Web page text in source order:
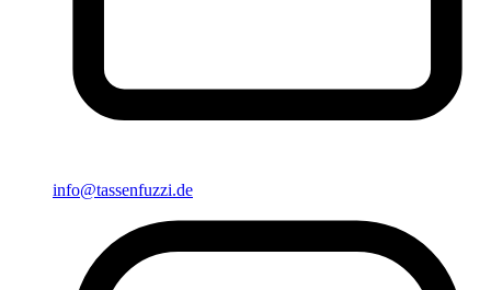
info@tassenfuzzi.de